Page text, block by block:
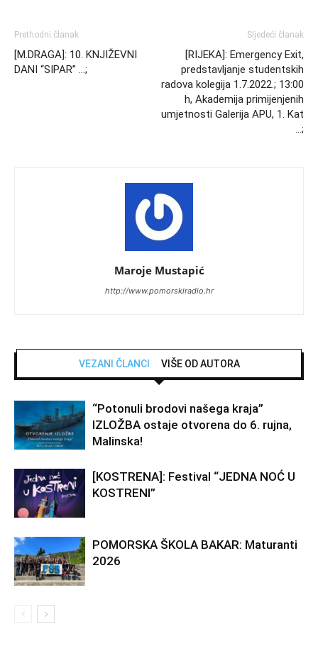
Prethodni članak
[M.DRAGA]: 10. KNJIŽEVNI
DANI “SIPAR” …;
Sljedeći članak
[RIJEKA]: Emergency Exit,
predstavljanje studentskih
radova kolegija 1.7.2022.; 13:00
h, Akademija primijenjenih
umjetnosti Galerija APU, 1. Kat
…;
Maroje Mustapić
http://www.pomorskiradio.hr
VEZANI ČLANCI VIŠE OD AUTORA
“Potonuli brodovi našega kraja”
IZLOŽBA ostaje otvorena do 6. rujna,
Malinska!
[KOSTRENA]: Festival “JEDNA NOĆ U
KOSTRENI”
POMORSKA ŠKOLA BAKAR: Maturanti
2026